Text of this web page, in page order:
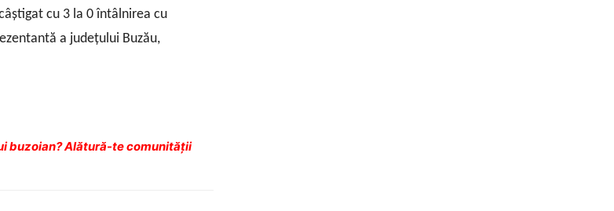
cu 3 la 0 întâlnirea cu
a judeţului Buzău,
buzoian? Alătură-te comunității